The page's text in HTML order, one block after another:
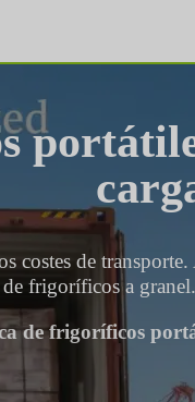
costes de
frigoríficos a
de frigoríficos